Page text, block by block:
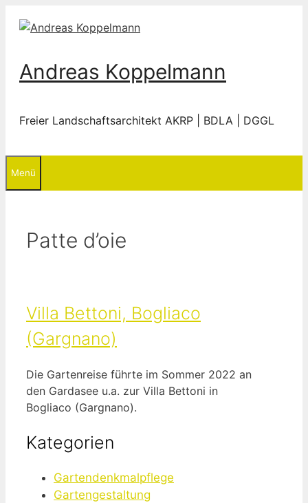
Inhalt
Andreas Koppelmann
Freier Landschaftsarchitekt AKRP | BDLA | DGGL
Menü
Patte d’oie
Villa Bettoni, Bogliaco
(Gargnano)
Die Gartenreise führte im Sommer 2022 an
den Gardasee u.a. zur Villa Bettoni in
Bogliaco (Gargnano).
Kategorien
Gartendenkmalpflege
Gartengestaltung